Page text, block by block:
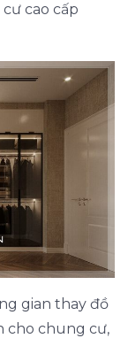
cao cấp
gian thay đồ
cho chung cư,